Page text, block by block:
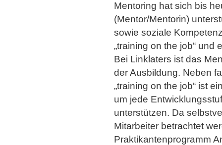
Mentoring hat sich bis
(Mentor/Mentorin)
sowie soziale
„training on the job“
Bei Linklaters ist das
der Ausbildung. Neben
„training on the job“ ist
um jede
unterstützen. Da
Mitarbeiter betrachtet
Praktikantenprogramm